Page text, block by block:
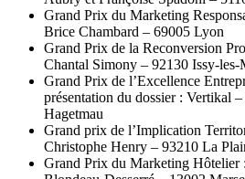
Grand Prix du Marketing
Brice Chambard – 69005 Lyon
Grand Prix de la Reconversion
Chantal Simony – 92130 Issy-
Grand Prix de l’Excellence
présentation du dossier : Vertikal
Hagetmau
Grand prix de l’Implication
Christophe Henry – 93210 La
Grand Prix du Marketing